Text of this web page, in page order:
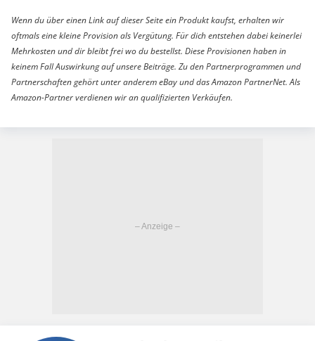
Wenn du über einen Link auf dieser Seite ein Produkt kaufst, erhalten wir
oftmals eine kleine Provision als Vergütung. Für dich entstehen dabei keinerlei
Mehrkosten und dir bleibt frei wo du bestellst. Diese Provisionen haben in
keinem Fall Auswirkung auf unsere Beiträge. Zu den Partnerprogrammen und
Partnerschaften gehört unter anderem eBay und das Amazon PartnerNet. Als
Amazon-Partner verdienen wir an qualifizierten Verkäufen.